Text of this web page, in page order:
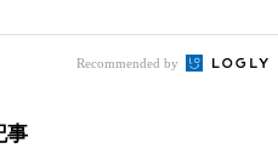
Recommended by
事